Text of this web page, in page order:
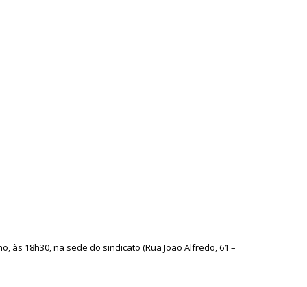
às 18h30, na sede do sindicato (Rua João Alfredo, 61 –